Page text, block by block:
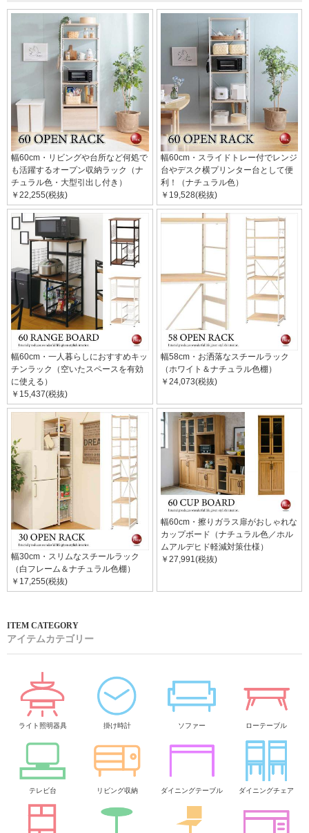
幅60cm・リビングや台所など何処で
も活躍するオープン収納ラック（ナ
チュラル色・大型引出し付き）
￥22,255(税抜)
幅60cm・スライドトレー付でレンジ
台やデスク横プリンター台として便
利！（ナチュラル色）
￥19,528(税抜)
幅60cm・一人暮らしにおすすめキッ
チンラック（空いたスペースを有効
に使える）
￥15,437(税抜)
幅58cm・お洒落なスチールラック
（ホワイト＆ナチュラル色棚）
￥24,073(税抜)
幅30cm・スリムなスチールラック
（白フレーム＆ナチュラル色棚）
￥17,255(税抜)
幅60cm・擦りガラス扉がおしゃれな
カップボード（ナチュラル色／ホル
ムアルデヒド軽減対策仕様）
￥27,991(税抜)
アイテムカテゴリー
ライト照明器具 掛け時計 ソファー ローテーブル
テレビ台 リビング収納 ダイニングテーブル ダイニングチェア